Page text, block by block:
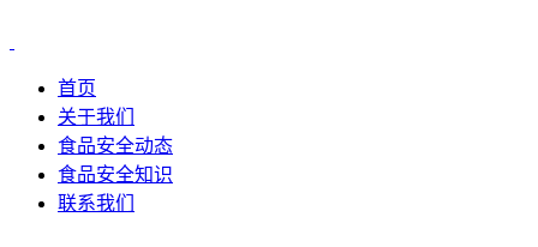
首页
关于我们
食品安全动态
食品安全知识
联系我们